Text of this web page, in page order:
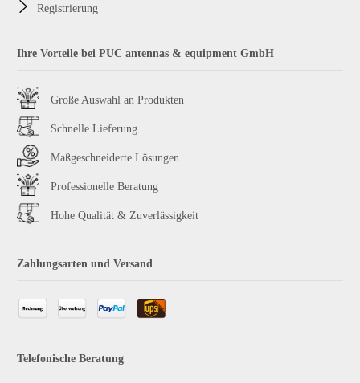
Registrierung
Ihre Vorteile bei PUC antennas & equipment GmbH
Große Auswahl an Produkten
Schnelle Lieferung
Maßgeschneiderte Lösungen
Professionelle Beratung
Hohe Qualität & Zuverlässigkeit
Zahlungsarten und Versand
Telefonische Beratung